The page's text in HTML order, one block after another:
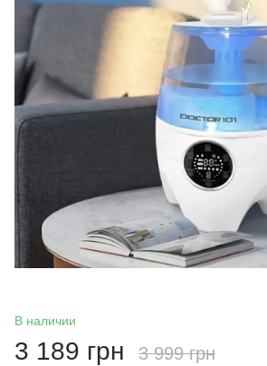
В наличии
3 189 грн 3 999 грн